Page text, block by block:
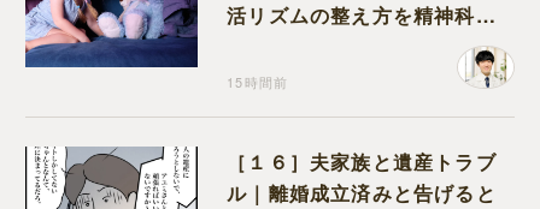
活リズムの整え方を精神科医
15時間前
［１６］夫家族と遺産トラブ
ル｜離婚成立済みと告げると